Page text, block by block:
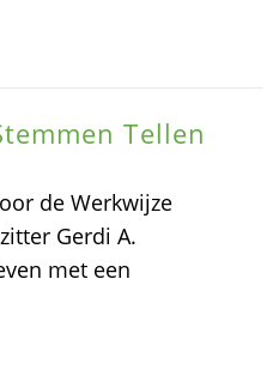
Tellen
de Werkwijze
Gerdi A.
met een